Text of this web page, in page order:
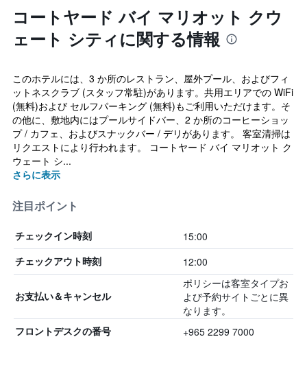
コートヤード バイ マリオット クウ
ェート シティに関する情報
このホテルには、3 か所のレストラン、屋外プール、およびフィ
ットネスクラブ (スタッフ常駐)があります。共用エリアでの WiFi
(無料)および セルフパーキング (無料)もご利用いただけます。そ
の他に、敷地内にはプールサイドバー、2 か所のコーヒーショッ
プ / カフェ、およびスナックバー / デリがあります。 客室清掃は
リクエストにより行われます。 コートヤード バイ マリオット ク
ウェート シ...
さらに表示
注目ポイント
チェックイン時刻 15:00
チェックアウト時刻 12:00
お支払い＆キャンセル
ポリシーは客室タイプお
よび予約サイトごとに異
なります。
フロントデスクの番号 +965 2299 7000